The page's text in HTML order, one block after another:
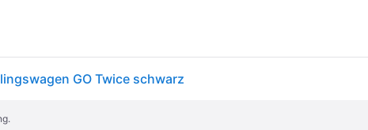
GO Twice schwarz